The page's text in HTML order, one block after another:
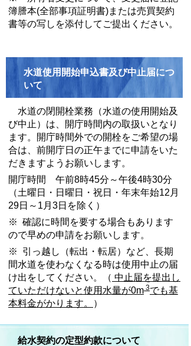
簿謄本(全部事項証明書)または売買契約
書等の写しを添付してご提出ください。
水道使用開始申込書及び中止届につ
いて
水道の閉開栓業務（水道の使用開始及
び中止）は、開庁時間内の取扱いとなり
ます。開庁時間外での開栓をご希望の場
合は、前開庁日の正午までに申請をいた
だきますようお願いします。
開庁時間 午前8時45分～午後4時30分
（土曜日・日曜日・祝日・年末年始12月
29日～1月3日を除く）
※ 確認に時間を要する場合もあります
ので早めの申請をお願いします。
※ 引っ越し（転出・転居）など、長期
間水道を使わなくなる時は使用中止の届
け出をしてください。（ 中止届を提出し
ていただけないと使用水量が0m 3でも基
本料金がかります。
）
給水契約の定型約款について